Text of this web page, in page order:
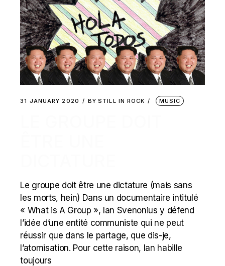
31 JANUARY 2020 BY STILL IN ROCK MUSIC
Le groupe doit être une dictature (mais sans
les morts, hein) Dans un documentaire intitulé
« What is A Group », Ian Svenonius y défend
l’idée d’une entité communiste qui ne peut
réussir que dans le partage, que dis-je,
l’atomisation. Pour cette raison, Ian habille
toujours